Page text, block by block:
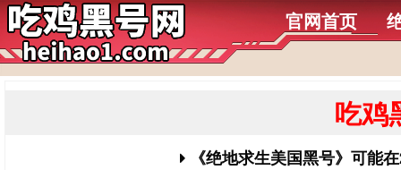
官网首页
吃鸡
《绝地求生美国黑号》可能